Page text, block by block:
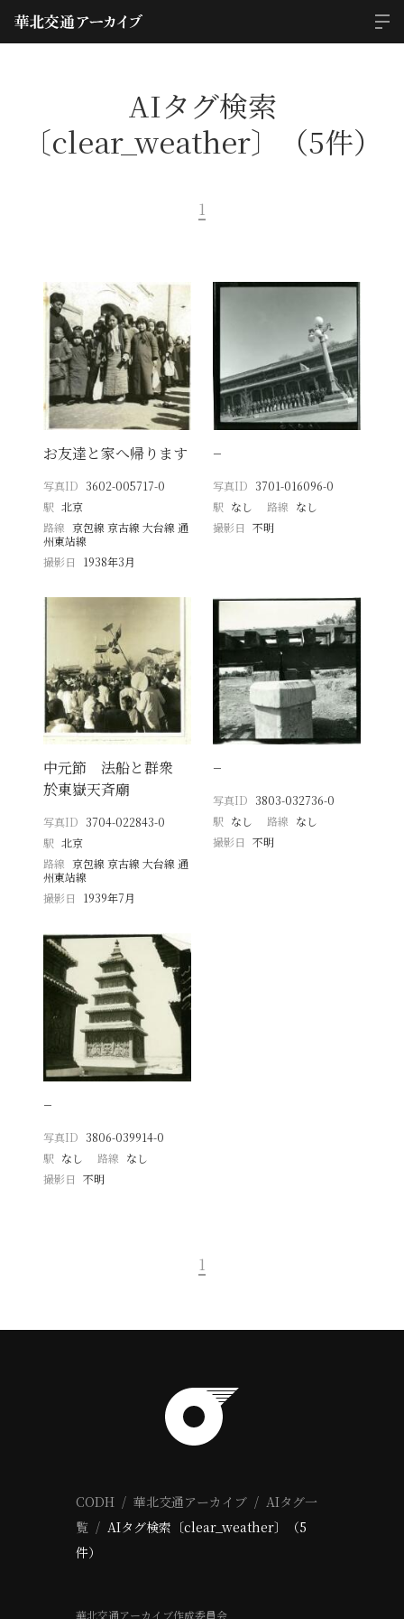
AIタグ検索
〔clear_weather〕（5件）
1
お友達と家へ帰ります
写真ID 3602-005717-0
駅 北京
路線 京包線 京古線 大台線 通
州東站線
撮影日
1938年3月
−
写真ID 3701-016096-0
駅 なし 路線 なし
撮影日 不明
中元節 法船と群衆
於東嶽天斉廟
写真ID 3704-022843-0
駅 北京
路線 京包線 京古線 大台線 通
州東站線
撮影日
1939年7月
−
写真ID 3803-032736-0
駅 なし 路線 なし
撮影日 不明
−
写真ID 3806-039914-0
駅 なし 路線 なし
撮影日
不明
1
CODH 華北交通アーカイブ
AIタグ一
覧
AIタグ検索〔clear_weather〕（5
件）
華北交通アーカイブ作成委員会